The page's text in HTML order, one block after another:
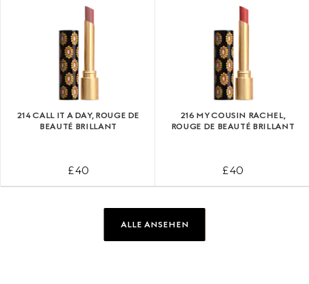
214 CALL IT A DAY, ROUGE DE
BEAUTÉ BRILLANT
£ 40
216 MY COUSIN RACHEL,
ROUGE DE BEAUTÉ BRILLANT
£ 40
ALLE ANSEHEN